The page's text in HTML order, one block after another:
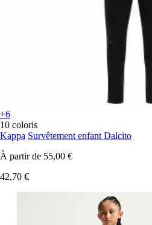
+6
10 coloris
Kappa Survêtement enfant Dalcito
À partir de 55,00 €
42,70 €